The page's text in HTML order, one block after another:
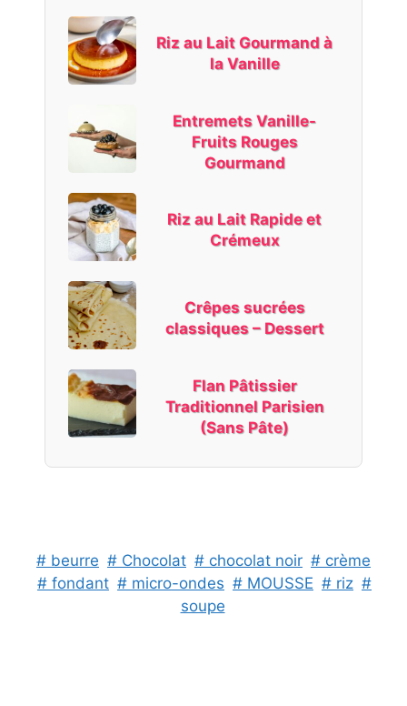
Riz au Lait Gourmand à
la Vanille
Entremets Vanille-
Fruits Rouges
Gourmand
Riz au Lait Rapide et
Crémeux
Crêpes sucrées
classiques – Dessert
Flan Pâtissier
Traditionnel Parisien
(Sans Pâte)
# beurre # Chocolat # chocolat noir # crème
# fondant # micro-ondes # MOUSSE # riz #
soupe